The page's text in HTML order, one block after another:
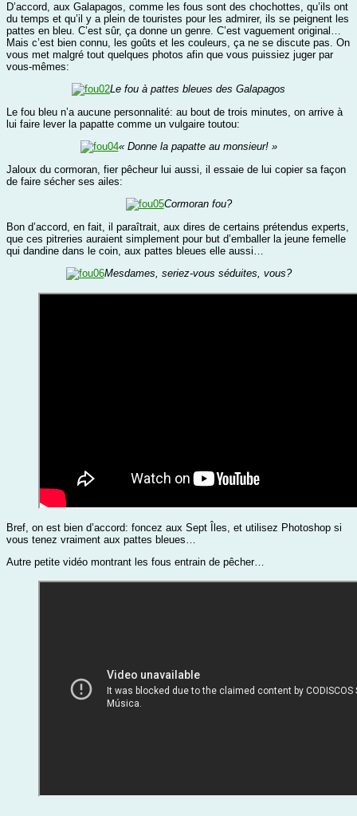
D’accord, aux Galapagos, comme les fous sont des chochottes, qu’ils ont
du temps et qu’il y a plein de touristes pour les admirer, ils se peignent les
pattes en bleu. C’est sûr, ça donne un genre. C’est vaguement original…
Mais c’est bien connu, les goûts et les couleurs, ça ne se discute pas. On
vous met malgré tout quelques photos afin que vous puissiez juger par
vous-mêmes:
Le fou à pattes bleues des Galapagos
Le fou bleu n’a aucune personnalité: au bout de trois minutes, on arrive à
lui faire lever la papatte comme un vulgaire toutou:
« Donne la papatte au monsieur! »
Jaloux du cormoran, fier pêcheur lui aussi, il essaie de lui copier sa façon
de faire sécher ses ailes:
Cormoran fou?
Bon d’accord, en fait, il paraîtrait, aux dires de certains prétendus experts,
que ces pitreries auraient simplement pour but d’emballer la jeune femelle
qui dandine dans le coin, aux pattes bleues elle aussi…
Mesdames, seriez-vous séduites, vous?
Bref, on est bien d’accord: foncez aux Sept Îles, et utilisez Photoshop si
vous tenez vraiment aux pattes bleues…
Autre petite vidéo montrant les fous entrain de pêcher…